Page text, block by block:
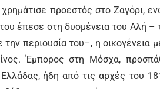
προεστός στο Ζαγόρι,
έπεσε στη δυσμένεια του Αλή –
περιουσία του–, η οικογένεια
Έμπορος στη Μόσχα,
ήδη από τις αρχές του